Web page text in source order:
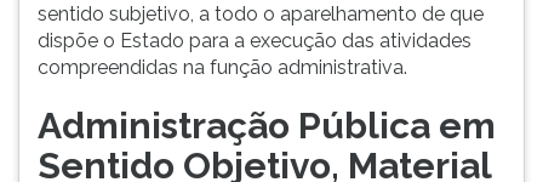
sentido subjetivo, a todo o aparelhamento de que
dispõe o Estado para a execução das atividades
compreendidas na função administrativa.
Administração Pública em
Sentido Objetivo, Material